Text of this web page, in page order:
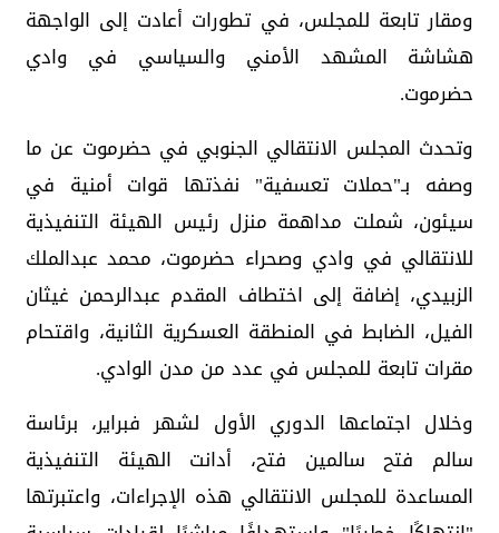
ومقار تابعة للمجلس، في تطورات أعادت إلى الواجهة
هشاشة المشهد الأمني والسياسي في وادي
حضرموت.
وتحدث المجلس الانتقالي الجنوبي في حضرموت عن ما
وصفه بـ"حملات تعسفية" نفذتها قوات أمنية في
سيئون، شملت مداهمة منزل رئيس الهيئة التنفيذية
للانتقالي في وادي وصحراء حضرموت، محمد عبدالملك
الزبيدي، إضافة إلى اختطاف المقدم عبدالرحمن غيثان
الفيل، الضابط في المنطقة العسكرية الثانية، واقتحام
مقرات تابعة للمجلس في عدد من مدن الوادي.
وخلال اجتماعها الدوري الأول لشهر فبراير، برئاسة
سالم فتح سالمين فتح، أدانت الهيئة التنفيذية
المساعدة للمجلس الانتقالي هذه الإجراءات، واعتبرتها